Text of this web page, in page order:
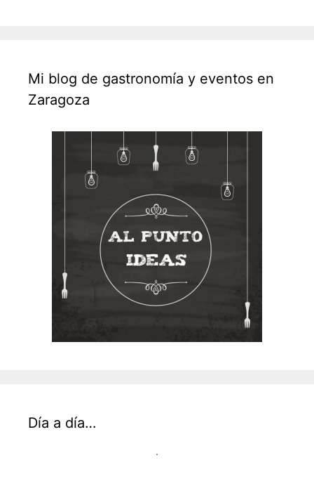
Mi blog de gastronomía y eventos en
Zaragoza
Día a día…